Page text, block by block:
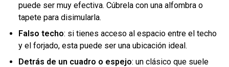
puede ser muy efectiva. Cúbrela con una alfombra o
tapete para disimularla.
Falso techo: si tienes acceso al espacio entre el techo
y el forjado, esta puede ser una ubicación ideal.
Detrás de un cuadro o espejo: un clásico que suele